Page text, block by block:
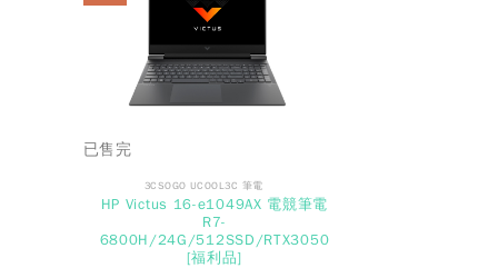
已售完
3CSOGO UCOOL3C 筆電
HP Victus 16-e1049AX 電競筆電
R7-
6800H/24G/512SSD/RTX3050
[福利品]